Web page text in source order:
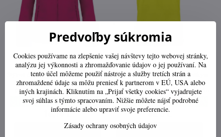
K907 MAUREEN - mikina
dámska-fuchsia
Štýlová dámska mikina K907 MAUREEN
vyrobená z kvalitného mikrofleecu s
protižmolkovou úpravou. Poskytuje
príjemné teplo, je ľahká a ideálna na nosenie
počas chladných dní. Vypasovaný strih
zabezpečuje elegantný a moderný vzhľad.
16,70 €
Zobraziť
Bavlnené tričko krátky rukáv-
pixel lime
Kvalitné bavlnené tričko B&C s krátkym
rukávom je moderné a pohodlné. Je
vyrobené zo 100 % pranej bavlny, ktorá
zabezpečuje príjemný pocit na tele a vysokú
odolnosť. Má rúrkový strih bez bočných
švov pre dokonalé prispôsobenie a jemnú,
190 g/m². Ideálne na každodenné nosenie aj
od 5 €
Zobraziť
Predvoľby súkromia
Cookies používame na zlepšenie vašej návštevy tejto webovej stránky,
analýzu jej výkonnosti a zhromažďovanie údajov o jej používaní. Na
tento účel môžeme použiť nástroje a služby tretích strán a
zhromaždené údaje sa môžu preniesť k partnerom v EÚ, USA alebo
iných krajinách. Kliknutím na „Prijať všetky cookies“ vyjadrujete
svoj súhlas s týmto spracovaním. Nižšie môžete nájsť podrobné
informácie alebo upraviť svoje preferencie.
Zásady ochrany osobných údajov